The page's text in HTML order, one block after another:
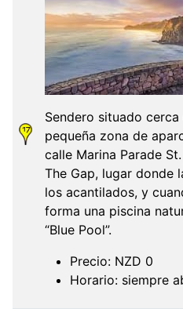
Sendero situado cerca
pequeña zona de
calle Marina Parade
The Gap, lugar donde
los acantilados, y
forma una piscina
“Blue Pool”.
Precio: NZD 0
Horario: siempre